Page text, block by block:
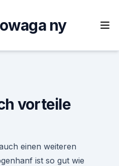
ny
vorteile
einen weiteren
ist so gut wie